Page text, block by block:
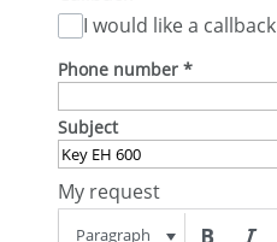
I would like a callback
Phone number *
Subject
My request
Paragraph